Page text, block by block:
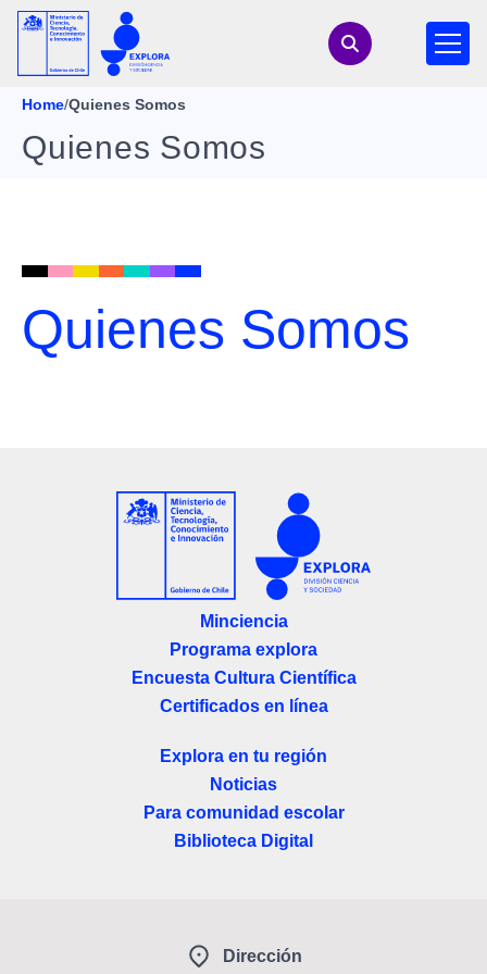
Home/Quienes Somos
Quienes Somos
Quienes Somos
Minciencia
Programa explora
Encuesta Cultura Científica
Certificados en línea
Explora en tu región
Noticias
Para comunidad escolar
Biblioteca Digital
Dirección